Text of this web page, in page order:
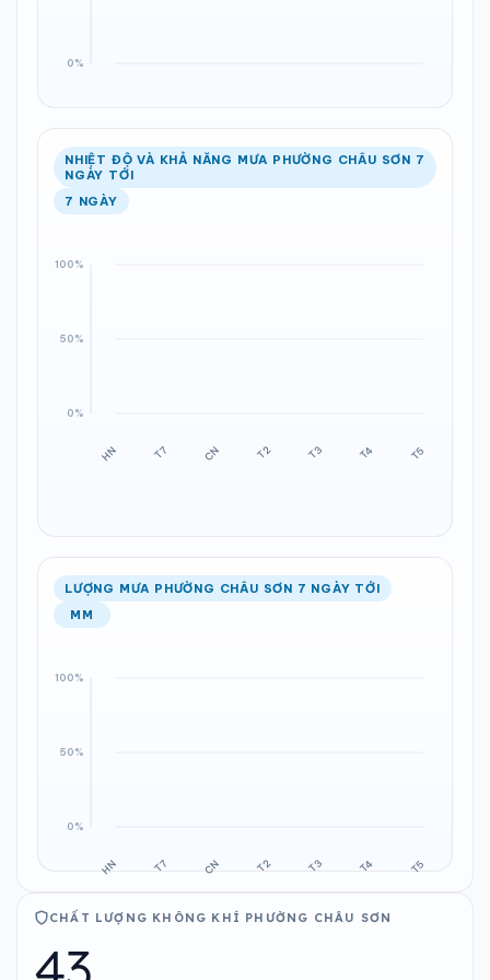
NHIỆT ĐỘ VÀ KHẢ NĂNG MƯA PHƯỜNG CHÂU SƠN 7
NGÀY TỚI
7 NGÀY
LƯỢNG MƯA PHƯỜNG CHÂU SƠN 7 NGÀY TỚI
MM
CHẤT LƯỢNG KHÔNG KHÍ PHƯỜNG CHÂU SƠN